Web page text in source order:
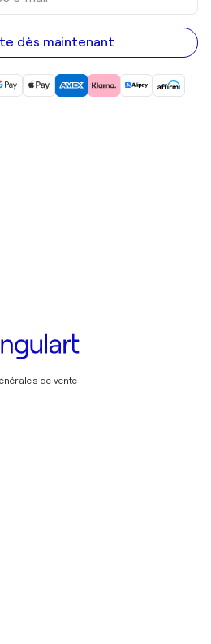
dès maintenant
de vente